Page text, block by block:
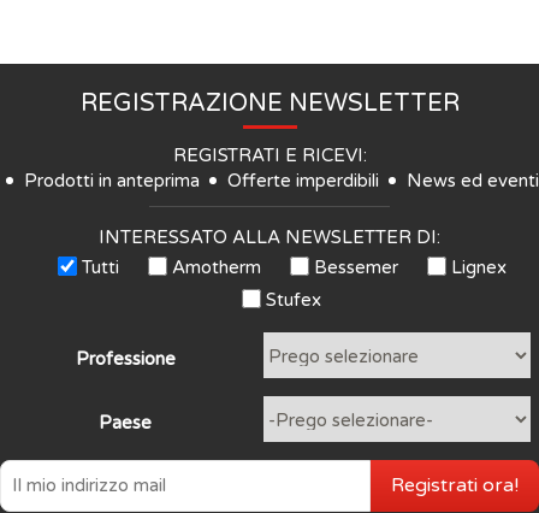
REGISTRAZIONE NEWSLETTER
REGISTRATI E RICEVI:
Prodotti in anteprima
Offerte imperdibili News ed eventi
INTERESSATO ALLA NEWSLETTER DI:
Tutti
Amotherm Bessemer
Lignex
Stufex
Professione
Paese
Registrati ora!